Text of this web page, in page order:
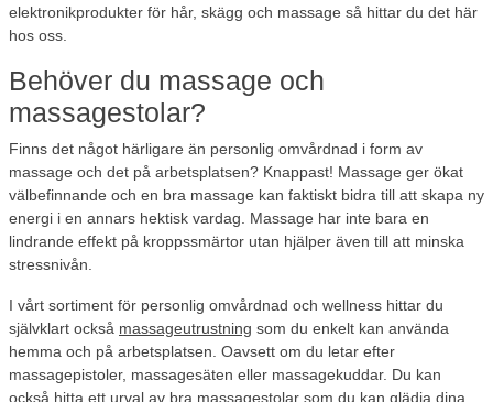
elektronikprodukter för hår, skägg och massage så hittar du det här
hos oss.
Behöver du massage och
massagestolar?
Finns det något härligare än personlig omvårdnad i form av
massage och det på arbetsplatsen? Knappast! Massage ger ökat
välbefinnande och en bra massage kan faktiskt bidra till att skapa ny
energi i en annars hektisk vardag. Massage har inte bara en
lindrande effekt på kroppssmärtor utan hjälper även till att minska
stressnivån.
I vårt sortiment för personlig omvårdnad och wellness hittar du
självklart också massageutrustning som du enkelt kan använda
hemma och på arbetsplatsen. Oavsett om du letar efter
massagepistoler, massagesäten eller massagekuddar. Du kan
också hitta ett urval av bra massagestolar som du kan glädja dina